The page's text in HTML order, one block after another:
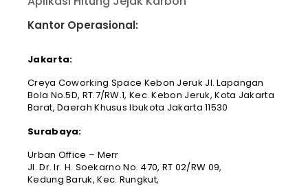
Kantor Operasional:
Jakarta:
Creya Coworking Space Kebon Jeruk Jl. Lapangan
Bola No.5D, RT.7/RW.1, Kec. Kebon Jeruk, Kota Jakarta
Barat, Daerah Khusus Ibukota Jakarta 11530
Surabaya:
Urban Office – Merr
Jl. Dr. Ir. H. Soekarno No. 470, RT 02/RW 09,
Kedung Baruk, Kec. Rungkut,